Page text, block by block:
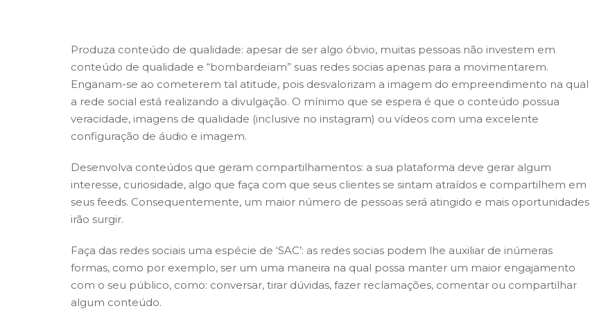
Produza conteúdo de qualidade: apesar de ser algo óbvio, muitas pessoas não investem em
conteúdo de qualidade e “bombardeiam” suas redes socias apenas para a movimentarem.
Enganam-se ao cometerem tal atitude, pois desvalorizam a imagem do empreendimento na qual
a rede social está realizando a divulgação. O mínimo que se espera é que o conteúdo possua
veracidade, imagens de qualidade (inclusive no instagram) ou vídeos com uma excelente
configuração de áudio e imagem.
Desenvolva conteúdos que geram compartilhamentos: a sua plataforma deve gerar algum
interesse, curiosidade, algo que faça com que seus clientes se sintam atraídos e compartilhem em
seus feeds. Consequentemente, um maior número de pessoas será atingido e mais oportunidades
irão surgir.
Faça das redes sociais uma espécie de ‘SAC’: as redes socias podem lhe auxiliar de inúmeras
formas, como por exemplo, ser um uma maneira na qual possa manter um maior engajamento
com o seu público, como: conversar, tirar dúvidas, fazer reclamações, comentar ou compartilhar
algum conteúdo.